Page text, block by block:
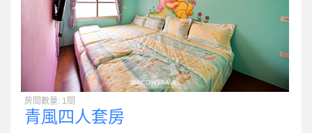
房間數量: 1間
青風四人套房